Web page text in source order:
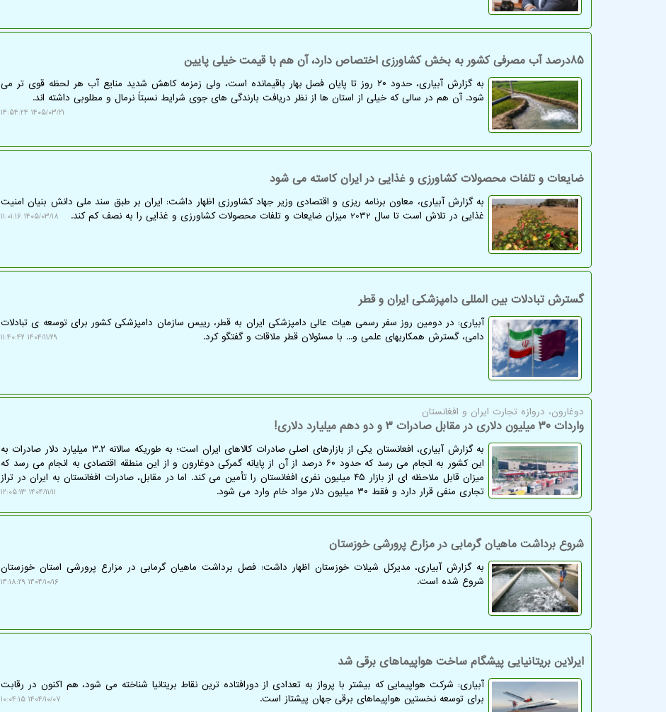
85درصد آب مصرفی کشور به بخش کشاورزی اختصاص دارد، آن هم با قیمت خیلی پایین
به گزارش آبیاری، حدود ۲۰ روز تا پایان فصل بهار باقیمانده است، ولی زمزمه کاهش شدید منایع آب هر لحظه قوی تر می
شود. آن هم در سالی که خیلی از استان ها از نظر دریافت بارندگی های جوی شرایط نسبتاً نرمال و مطلوبی داشته اند.
۱۴۰۵/۰۳/۲۱ ۱۴:۵۴:۲۴
ضایعات و تلفات محصولات کشاورزی و غذایی در ایران کاسته می شود
به گزارش آبیاری، معاون برنامه ریزی و اقتصادی وزیر جهاد کشاورزی اظهار داشت: ایران بر طبق سند ملی دانش بنیان امنیت
غذایی در تلاش است تا سال 2032 میزان ضایعات و تلفات محصولات کشاورزی و غذایی را به نصف کم کند.
۱۴۰۵/۰۳/۱۸ ۱۱:۰۱:۱۶
گسترش تبادلات بین المللی دامپزشکی ایران و قطر
آبیاری: در دومین روز سفر رسمی هیات عالی دامپزشکی ایران به قطر، رییس سازمان دامپزشکی کشور برای توسعه ی تبادلات
دامی، گسترش همکاریهای علمی و... با مسئولان قطر ملاقات و گفتگو کرد.
۱۴۰۴/۱۱/۲۹ ۱۱:۴۰:۴۲
دوغارون، دروازه تجارت ایران و افغانستان
واردات ۳۰ میلیون دلاری در مقابل صادرات ۳ و دو دهم میلیارد دلاری!
به گزارش آبیاری، افعانستان یکی از بازارهای اصلی صادرات کالاهای ایران است؛ به طوریکه سالانه ۳.۲ میلیارد دلار صادرات به
این کشور به انجام می رسد که حدود ۶۰ درصد از آن از پایانه گمرکی دوغارون و از این منطقه اقتصادی به انجام می رسد که
میزان قابل ملاحظه ای از بازار ۴۵ میلیون نفری افغانستان را تأمین می کند. اما در مقابل، صادرات افغانستان به ایران در تراز
تجاری منفی قرار دارد و فقط ۳۰ میلیون دلار مواد خام وارد می شود.
۱۴۰۴/۱۱/۱۱ ۱۲:۰۵:۱۳
شروع برداشت ماهیان گرمابی در مزارع پرورشی خوزستان
به گزارش آبیاری، مدیرکل شیلات خوزستان اظهار داشت: فصل برداشت ماهیان گرمابی در مزارع پرورشی استان خوزستان
شروع شده است.
۱۴۰۴/۱۰/۱۶ ۱۴:۱۸:۲۹
ایرلاین بریتانیایی پیشگام ساخت هواپیماهای برقی شد
آبیاری: شرکت هواپیمایی که بیشتر با پرواز به تعدادی از دورافتاده ترین نقاط بریتانیا شناخته می شود، هم اکنون در رقابت
برای توسعه نخستین هواپیماهای برقی جهان پیشتاز است.
۱۴۰۴/۱۰/۰۷ ۱۰:۰۴:۱۵